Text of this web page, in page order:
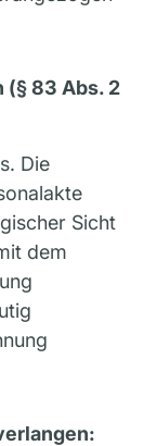
(§ 83 Abs. 2
Die
Sicht
dem